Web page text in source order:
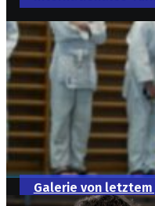
Galerie von letztem